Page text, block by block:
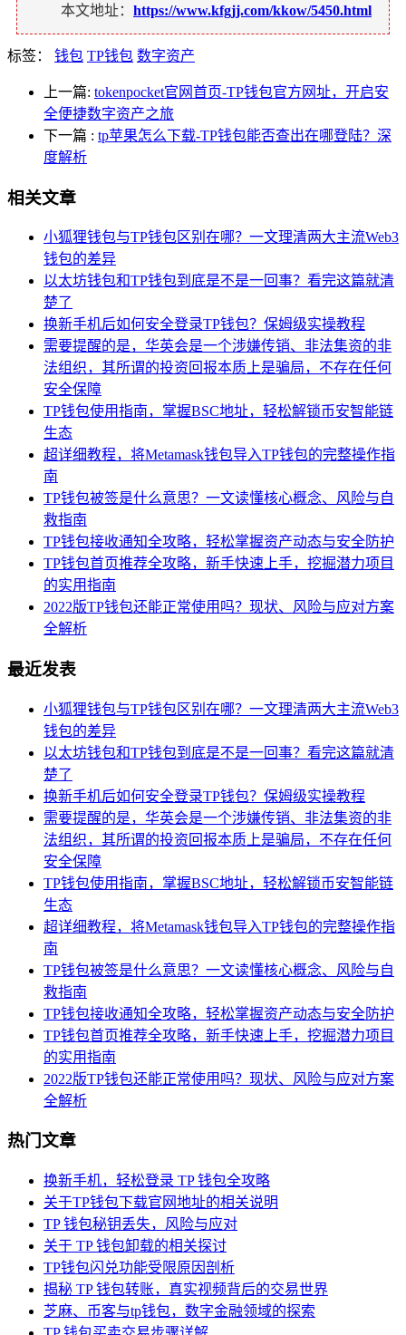
本文地址： https://www.kfgjj.com/kkow/5450.html
标签： 钱包 TP钱包 数字资产
上一篇: tokenpocket官网首页-TP钱包官方网址，开启安
全便捷数字资产之旅
下一篇 : tp苹果怎么下载-TP钱包能否查出在哪登陆？深
度解析
相关文章
小狐狸钱包与TP钱包区别在哪？一文理清两大主流Web3
钱包的差异
以太坊钱包和TP钱包到底是不是一回事？看完这篇就清
楚了
换新手机后如何安全登录TP钱包？保姆级实操教程
需要提醒的是，华英会是一个涉嫌传销、非法集资的非
法组织，其所谓的投资回报本质上是骗局，不存在任何
安全保障
TP钱包使用指南，掌握BSC地址，轻松解锁币安智能链
生态
超详细教程，将Metamask钱包导入TP钱包的完整操作指
南
TP钱包被签是什么意思？一文读懂核心概念、风险与自
救指南
TP钱包接收通知全攻略，轻松掌握资产动态与安全防护
TP钱包首页推荐全攻略，新手快速上手，挖掘潜力项目
的实用指南
2022版TP钱包还能正常使用吗？现状、风险与应对方案
全解析
最近发表
小狐狸钱包与TP钱包区别在哪？一文理清两大主流Web3
钱包的差异
以太坊钱包和TP钱包到底是不是一回事？看完这篇就清
楚了
换新手机后如何安全登录TP钱包？保姆级实操教程
需要提醒的是，华英会是一个涉嫌传销、非法集资的非
法组织，其所谓的投资回报本质上是骗局，不存在任何
安全保障
TP钱包使用指南，掌握BSC地址，轻松解锁币安智能链
生态
超详细教程，将Metamask钱包导入TP钱包的完整操作指
南
TP钱包被签是什么意思？一文读懂核心概念、风险与自
救指南
TP钱包接收通知全攻略，轻松掌握资产动态与安全防护
TP钱包首页推荐全攻略，新手快速上手，挖掘潜力项目
的实用指南
2022版TP钱包还能正常使用吗？现状、风险与应对方案
全解析
热门文章
换新手机，轻松登录 TP 钱包全攻略
关于TP钱包下载官网地址的相关说明
TP 钱包秘钥丢失，风险与应对
关于 TP 钱包卸载的相关探讨
TP钱包闪兑功能受限原因剖析
揭秘 TP 钱包转账，真实视频背后的交易世界
芝麻、币客与tp钱包，数字金融领域的探索